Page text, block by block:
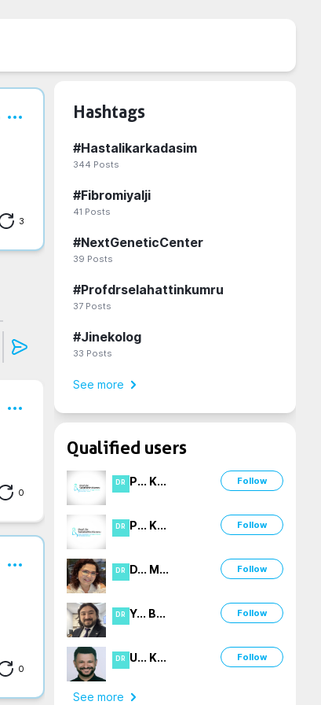
3
0
0
Hashtags
#Hastalikarkadasim
344 Posts
#Fibromiyalji
41 Posts
#NextGeneticCenter
39 Posts
#Profdrselahattinkumru
37 Posts
#Jinekolog
33 Posts
See more
Qualified users
DR P... K... Follow
DR P... K... Follow
DR D... M... Follow
DR Y... B... Follow
DR U... K... Follow
See more